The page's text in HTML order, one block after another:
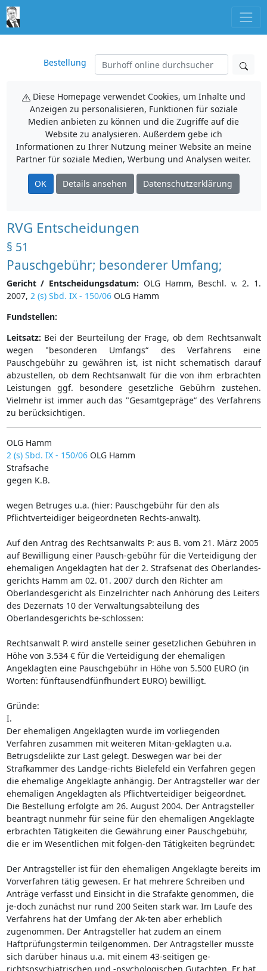
Bestellung
Diese Homepage verwendet Cookies, um Inhalte und
Anzeigen zu personalisieren, Funktionen für soziale
Medien anbieten zu können und die Zugriffe auf die
Website zu analysieren. Außerdem gebe ich
Informationen zu Ihrer Nutzung meiner Website an meine
Partner für soziale Medien, Werbung und Analysen weiter.
OK Details ansehen Datenschutzerklärung
RVG Entscheidungen
§ 51
Pauschgebühr; besonderer Umfang;
Gericht / Entscheidungsdatum: OLG Hamm, Beschl. v. 2. 1.
2007, 2 (s) Sbd. IX - 150/06OLG Hamm
Fundstellen:
Leitsatz: Bei der Beurteilung der Frage, ob dem Rechtsanwalt
wegen "besonderen Umfangs“ des Verfahrens eine
Pauschgebühr zu gewähren ist, ist nicht schematisch darauf
abzustellen, ob dem Rechtsanwalt für die von ihm erbrachten
Leistungen ggf. besondere gesetzliche Gebührn zustehen.
Vielmehr ist immer auch das "Gesamtgepräge“ des Verfahrens
zu berücksichtigen.
OLG Hamm
2 (s) Sbd. IX - 150/06OLG Hamm
Strafsache
gegen K.B.
wegen Betruges u.a. (hier: Pauschgebühr für den als
Pflichtverteidiger beigeordneten Rechts-anwalt).
Auf den Antrag des Rechtsanwalts P: aus B. vom 21. März 2005
auf Bewilligung einer Pausch-gebühr für die Verteidigung der
ehemaligen Angeklagten hat der 2. Strafsenat des Oberlandes-
gerichts Hamm am 02. 01. 2007 durch den Richter am
Oberlandesgericht als Einzelrichter nach Anhörung des Leiters
des Dezernats 10 der Verwaltungsabteilung des
Oberlandesgerichts be-schlossen:
Rechtsanwalt P. wird anstelle seiner gesetzlichen Gebühren in
Höhe von 3.534 € für die Verteidigung der ehemaligen
Angeklagten eine Pauschgebühr in Höhe von 5.500 EURO (in
Worten: fünftausendfünfhundert EURO) bewilligt.
Gründe:
I.
Der ehemaligen Angeklagten wurde im vorliegenden
Verfahren zusammen mit weiteren Mitan-geklagten u.a.
Betrugsdelikte zur Last gelegt. Deswegen war bei der
Strafkammer des Landge-richts Bielefeld ein Verfahren gegen
die ehemalige Angeklagte anhängig. Der Antragsteller war der
ehemaligen Angeklagten als Pflichtverteidiger beigeordnet.
Die Bestellung erfolgte am 26. August 2004. Der Antragsteller
beantragt nunmehr für seine für den ehemaligen Angeklagte
erbrachten Tätigkeiten die Gewährung einer Pauschgebühr,
die er im Wesentlichen mit folgen-den Tätigkeiten begründet:
Der Antragsteller ist für den ehemaligen Angeklagte bereits im
Vorverfahren tätig gewesen. Er hat mehrere Schreiben und
Anträge verfasst und Einsicht in die Strafakte genommen, die
je-doch zunächst nur rund 200 Seiten stark war. Im Laufe des
Verfahrens hat der Umfang der Ak-ten aber erheblich
zugenommen. Der Antragsteller hat zudem an einem
Haftprüfungstermin teilgenommen. Der Antragsteller musste
sich darüber hinaus u.a. mit einem 43-seitigen ge-
richtspsychiatrischen und -psychologischen Gutachten. Er hat